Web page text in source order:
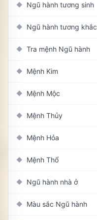
◆ Ngũ hành tương sinh
◆ Ngũ hành tương khắc
◆ Tra mệnh Ngũ hành
◆ Mệnh Kim
◆ Mệnh Mộc
◆ Mệnh Thủy
◆ Mệnh Hỏa
◆ Mệnh Thổ
◆ Ngũ hành nhà ở
◆ Màu sắc Ngũ hành